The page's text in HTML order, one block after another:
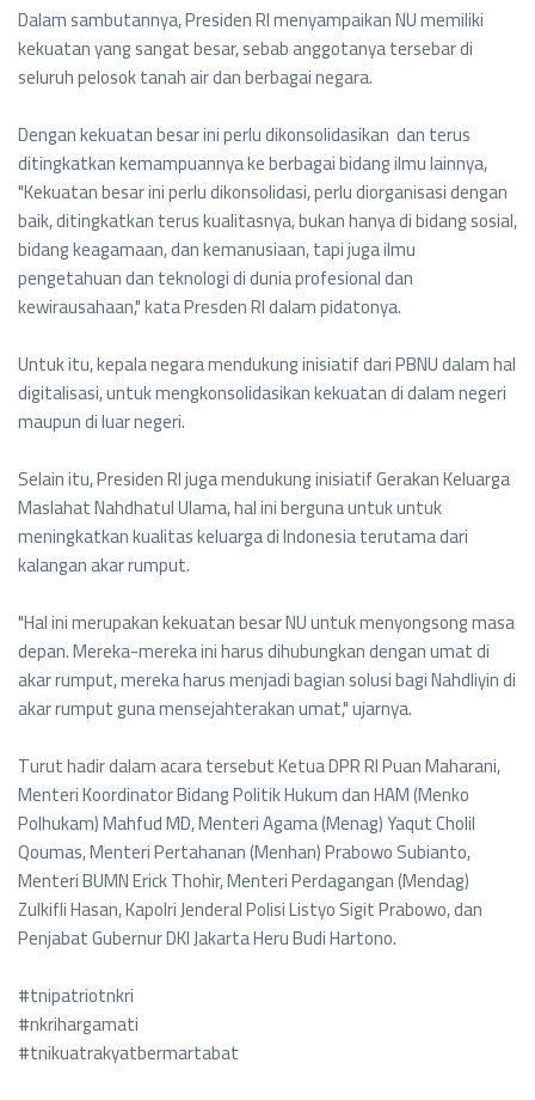
Dalam sambutannya, Presiden RI menyampaikan NU memiliki
kekuatan yang sangat besar, sebab anggotanya tersebar di
seluruh pelosok tanah air dan berbagai negara.
Dengan kekuatan besar ini perlu dikonsolidasikan dan terus
ditingkatkan kemampuannya ke berbagai bidang ilmu lainnya,
"Kekuatan besar ini perlu dikonsolidasi, perlu diorganisasi dengan
baik, ditingkatkan terus kualitasnya, bukan hanya di bidang sosial,
bidang keagamaan, dan kemanusiaan, tapi juga ilmu
pengetahuan dan teknologi di dunia profesional dan
kewirausahaan," kata Presden RI dalam pidatonya.
Untuk itu, kepala negara mendukung inisiatif dari PBNU dalam hal
digitalisasi, untuk mengkonsolidasikan kekuatan di dalam negeri
maupun di luar negeri.
Selain itu, Presiden RI juga mendukung inisiatif Gerakan Keluarga
Maslahat Nahdhatul Ulama, hal ini berguna untuk untuk
meningkatkan kualitas keluarga di Indonesia terutama dari
kalangan akar rumput.
"Hal ini merupakan kekuatan besar NU untuk menyongsong masa
depan. Mereka-mereka ini harus dihubungkan dengan umat di
akar rumput, mereka harus menjadi bagian solusi bagi Nahdliyin di
akar rumput guna mensejahterakan umat," ujarnya.
Turut hadir dalam acara tersebut Ketua DPR RI Puan Maharani,
Menteri Koordinator Bidang Politik Hukum dan HAM (Menko
Polhukam) Mahfud MD, Menteri Agama (Menag) Yaqut Cholil
Qoumas, Menteri Pertahanan (Menhan) Prabowo Subianto,
Menteri BUMN Erick Thohir, Menteri Perdagangan (Mendag)
Zulkifli Hasan, Kapolri Jenderal Polisi Listyo Sigit Prabowo, dan
Penjabat Gubernur DKI Jakarta Heru Budi Hartono.
#tnipatriotnkri
#nkrihargamati
#tnikuatrakyatbermartabat